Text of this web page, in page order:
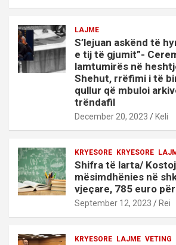
LAJME
S’lejuan askënd të
e tij të gjumit”-
lamtumirës në
Shehut, rrëfimi i të
qullur që mbuloi
trëndafil
December 20, 2023 Keli
KRYESORE KRYESORE
Shifra të larta/
mësimdhënies në
vjeçare, 785 euro
September 12, 2023 Rei
KRYESORE LAJME VETING